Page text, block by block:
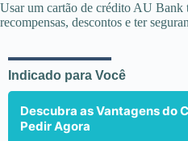
Usar um cartão de crédito AU Bank
recompensas, descontos e ter
Indicado para Você
Descubra as Vantagens do
Pedir Agora